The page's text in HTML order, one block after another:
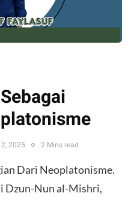
2025 2 Mins read
Dari Neoplatonisme.
Dzun-Nun al-Mishri,